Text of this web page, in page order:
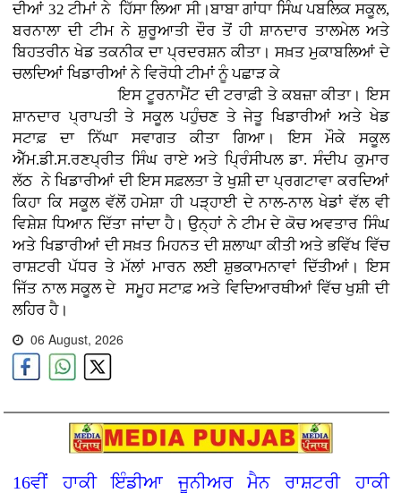
ਦੀਆਂ 32 ਟੀਮਾਂ ਨੇ ਹਿੱਸਾ ਲਿਆ ਸੀ।ਬਾਬਾ ਗਾਂਧਾ ਸਿੰਘ ਪਬਲਿਕ ਸਕੂਲ,
ਬਰਨਾਲਾ ਦੀ ਟੀਮ ਨੇ ਸ਼ੁਰੂਆਤੀ ਦੌਰ ਤੋਂ ਹੀ ਸ਼ਾਨਦਾਰ ਤਾਲਮੇਲ ਅਤੇ
ਬਿਹਤਰੀਨ ਖੇਡ ਤਕਨੀਕ ਦਾ ਪ੍ਰਦਰਸ਼ਨ ਕੀਤਾ। ਸਖ਼ਤ ਮੁਕਾਬਲਿਆਂ ਦੇ
ਚਲਦਿਆਂ ਖਿਡਾਰੀਆਂ ਨੇ ਵਿਰੋਧੀ ਟੀਮਾਂ ਨੂੰ ਪਛਾੜ ਕੇ
ਇਸ ਟੂਰਨਾਮੈਂਟ ਦੀ ਟਰਾਫ਼ੀ ਤੇ ਕਬਜ਼ਾ ਕੀਤਾ। ਇਸ
ਸ਼ਾਨਦਾਰ ਪ੍ਰਾਪਤੀ ਤੇ ਸਕੂਲ ਪਹੁੰਚਣ ਤੇ ਜੇਤੂ ਖਿਡਾਰੀਆਂ ਅਤੇ ਖੇਡ
ਸਟਾਫ਼ ਦਾ ਨਿੱਘਾ ਸਵਾਗਤ ਕੀਤਾ ਗਿਆ। ਇਸ ਮੌਕੇ ਸਕੂਲ
ਐੱਮ.ਡੀ.ਸ.ਰਣਪ੍ਰੀਤ ਸਿੰਘ ਰਾਏ ਅਤੇ ਪ੍ਰਿੰਸੀਪਲ ਡਾ. ਸੰਦੀਪ ਕੁਮਾਰ
ਲੱਠ ਨੇ ਖਿਡਾਰੀਆਂ ਦੀ ਇਸ ਸਫ਼ਲਤਾ ਤੇ ਖੁਸ਼ੀ ਦਾ ਪ੍ਰਗਟਾਵਾ ਕਰਦਿਆਂ
ਕਿਹਾ ਕਿ ਸਕੂਲ ਵੱਲੋਂ ਹਮੇਸ਼ਾ ਹੀ ਪੜ੍ਹਾਈ ਦੇ ਨਾਲ-ਨਾਲ ਖੇਡਾਂ ਵੱਲ ਵੀ
ਵਿਸ਼ੇਸ਼ ਧਿਆਨ ਦਿੱਤਾ ਜਾਂਦਾ ਹੈ। ਉਨ੍ਹਾਂ ਨੇ ਟੀਮ ਦੇ ਕੋਚ ਅਵਤਾਰ ਸਿੰਘ
ਅਤੇ ਖਿਡਾਰੀਆਂ ਦੀ ਸਖ਼ਤ ਮਿਹਨਤ ਦੀ ਸ਼ਲਾਘਾ ਕੀਤੀ ਅਤੇ ਭਵਿੱਖ ਵਿੱਚ
ਰਾਸ਼ਟਰੀ ਪੱਧਰ ਤੇ ਮੱਲਾਂ ਮਾਰਨ ਲਈ ਸ਼ੁਭਕਾਮਨਾਵਾਂ ਦਿੱਤੀਆਂ। ਇਸ
ਜਿੱਤ ਨਾਲ ਸਕੂਲ ਦੇ ਸਮੂਹ ਸਟਾਫ਼ ਅਤੇ ਵਿਦਿਆਰਥੀਆਂ ਵਿੱਚ ਖੁਸ਼ੀ ਦੀ
ਲਹਿਰ ਹੈ।
06 August, 2026
16ਵੀਂ ਹਾਕੀ ਇੰਡੀਆ ਜੂਨੀਅਰ ਮੈਨ ਰਾਸ਼ਟਰੀ ਹਾਕੀ